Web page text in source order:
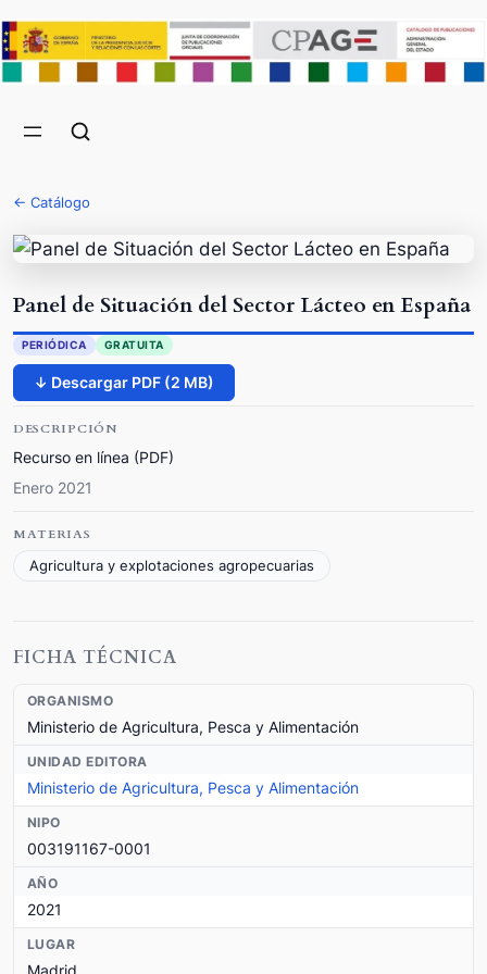
← Catálogo
Panel de Situación del Sector Lácteo en España
PERIÓDICA GRATUITA
↓ Descargar PDF (2 MB)
DESCRIPCIÓN
Recurso en línea (PDF)
Enero 2021
MATERIAS
Agricultura y explotaciones agropecuarias
FICHA TÉCNICA
ORGANISMO
Ministerio de Agricultura, Pesca y Alimentación
UNIDAD EDITORA
Ministerio de Agricultura, Pesca y Alimentación
NIPO
003191167-0001
AÑO
2021
LUGAR
Madrid